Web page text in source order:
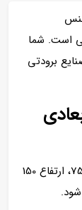
است. شما
برودتی
این محصول با ابعاد استاندارد به طول 150، عرض 75، ارتفاع 150